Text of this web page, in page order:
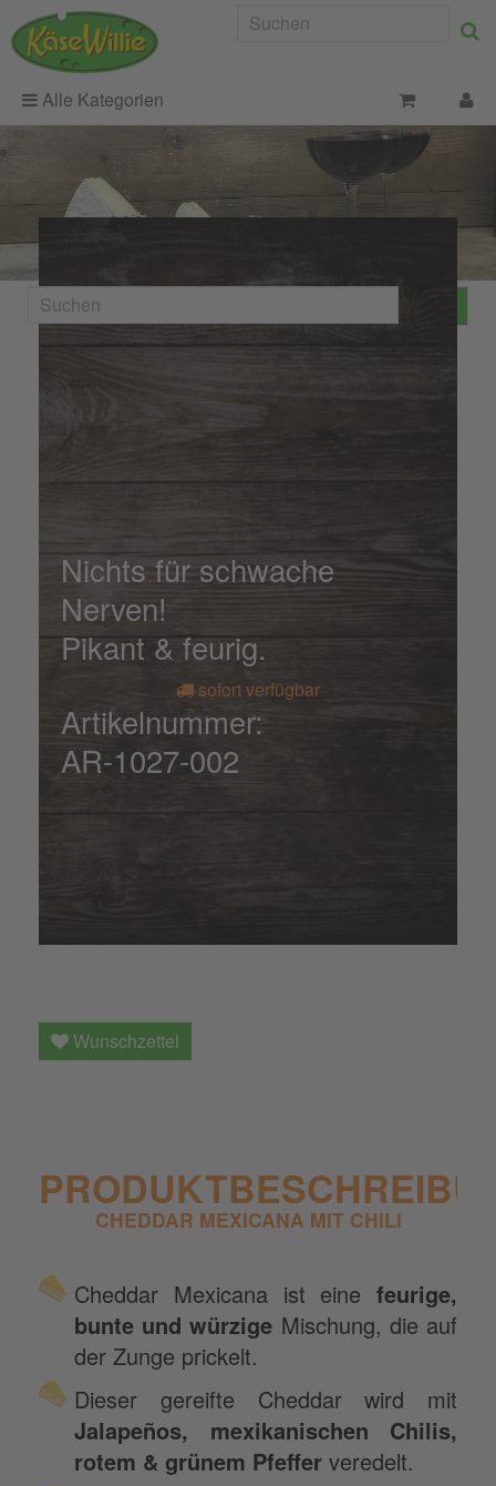
Alle Kategorien
Cheddar Mexicana
mit Chili
Nichts für schwache
Nerven!
Pikant & feurig.
sofort verfügbar
Artikelnummer:
AR-1027-002
Wunschzettel
CHEDDAR MEXICANA MIT CHILI
Cheddar Mexicana ist eine feurige,
bunte und würzige Mischung, die auf
der Zunge prickelt.
Dieser gereifte Cheddar wird mit
Jalapeños, mexikanischen Chilis,
rotem & grünem Pfeffer veredelt.